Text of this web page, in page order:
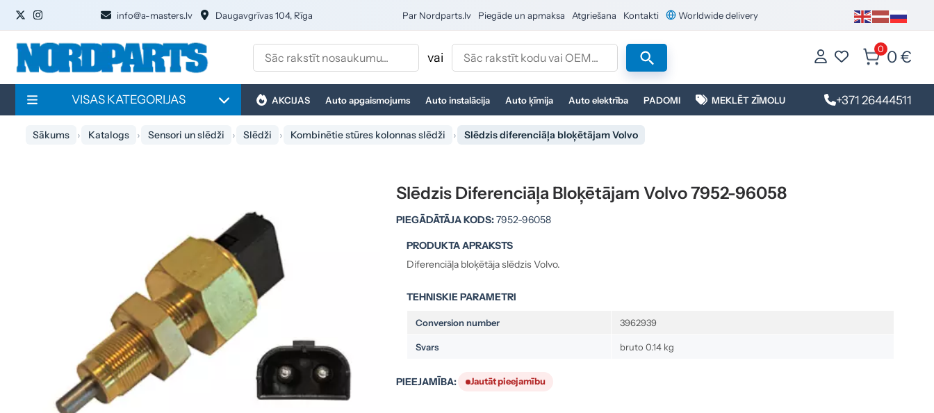
info@a-masters.lv Daugavgrīvas 104, Rīga Par Nordparts.lv Piegāde un apmaksa Atgriešana Kontakti Worldwide delivery
vai
0 0 €
VISAS KATEGORIJAS AKCIJAS Auto apgaismojums Auto instalācija Auto ķīmija Auto elektrība PADOMI MEKLĒT ZĪMOLU +371 26444511
Sākums Katalogs Sensori un slēdži Slēdži Kombinētie stūres kolonnas slēdži Slēdzis diferenciāļa bloķētājam Volvo
Slēdzis Diferenciāļa Bloķētājam Volvo 7952-96058
PIEGĀDĀTĀJA KODS:7952-96058
PRODUKTA APRAKSTS
Diferenciāļa bloķētāja slēdzis Volvo.
TEHNISKIE PARAMETRI
Conversion number 3962939
Svars bruto 0.14 kg
PIEEJAMĪBA: Jautāt pieejamību